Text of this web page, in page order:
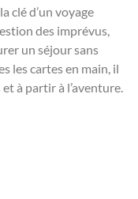
clé d’un voyage
des imprévus,
un séjour sans
les cartes en main, il
à partir à l’aventure.